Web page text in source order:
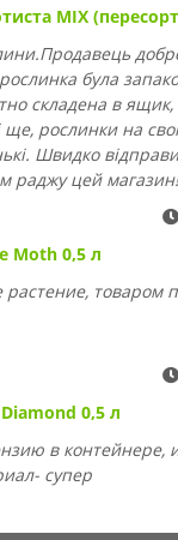
MIX
була
складена в ящик,
ще, рослинки на
Швидко
раджу цей
Moth 0,5 л
растение, товаром
0,5 л
в контейнере,
супер